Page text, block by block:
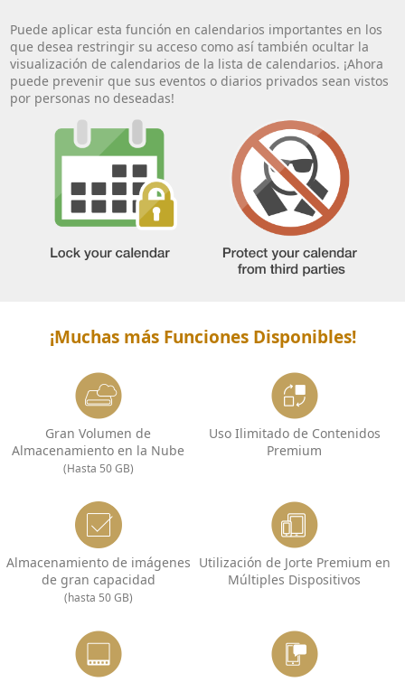
Puede aplicar esta función en calendarios importantes en los
que desea restringir su acceso como así también ocultar la
visualización de calendarios de la lista de calendarios. ¡Ahora
puede prevenir que sus eventos o diarios privados sean vistos
por personas no deseadas!
¡Muchas más Funciones Disponibles!
Gran Volumen de
Almacenamiento en la Nube
(Hasta 50 GB)
Uso Ilimitado de Contenidos
Premium
Almacenamiento de imágenes
de gran capacidad
(hasta 50 GB)
Utilización de Jorte Premium en
Múltiples Dispositivos